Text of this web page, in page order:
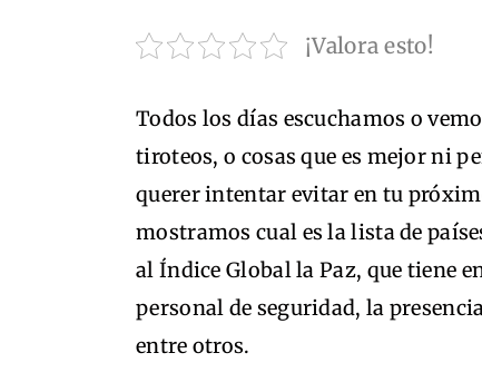
¡Valora esto!
Todos los días escuchamos o
tiroteos, o cosas que es mejor ni
querer intentar evitar en tu
mostramos cual es la lista de
al Índice Global la Paz, que tiene
personal de seguridad, la
entre otros.